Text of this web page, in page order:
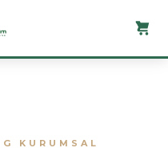
KURUMSAL